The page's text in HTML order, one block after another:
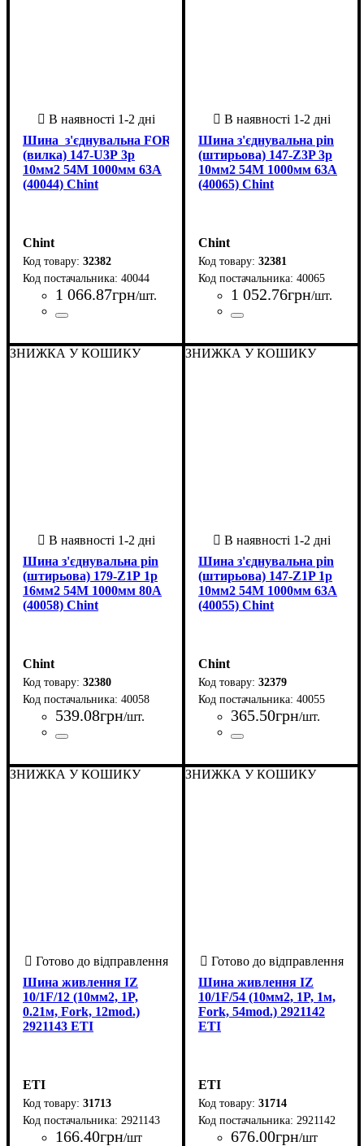
Шина з'єднувальна FORK
(вилка) 147-U3P 3p
10мм2 54M 1000мм 63A
(40044) Chint
Chint
32382
40044
1 066.87грн/шт.
Шина з'єднувальна pin
(штирьова) 147-Z3P 3p
10мм2 54M 1000мм 63А
(40065) Chint
Chint
32381
40065
1 052.76грн/шт.
ЗНИЖКА У КОШИКУ
Шина з'єднувальна pin
(штирьова) 179-Z1P 1p
16мм2 54M 1000мм 80A
(40058) Chint
Chint
32380
40058
539.08грн/шт.
ЗНИЖКА У КОШИКУ
Шина з'єднувальна pin
(штирьова) 147-Z1P 1p
10мм2 54M 1000мм 63А
(40055) Chint
Chint
32379
40055
365.50грн/шт.
ЗНИЖКА У КОШИКУ
Шина живлення IZ
10/1F/12 (10мм2, 1P,
0.21м, Fork, 12mod.)
2921143 ETI
ETI
31713
2921143
166.40грн/шт
ЗНИЖКА У КОШИКУ
Шина живлення IZ
10/1F/54 (10мм2, 1P, 1м,
Fork, 54mod.) 2921142
ETI
ETI
31714
2921142
676.00грн/шт